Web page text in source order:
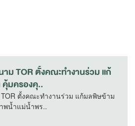
าม TOR ตั้งคณะทำงานร่วม แก้
มครองคุ..
TOR ตั้งคณะทำงานร่วม แก้มลพิษข้าม
พน้ำแม่น้ำพร..